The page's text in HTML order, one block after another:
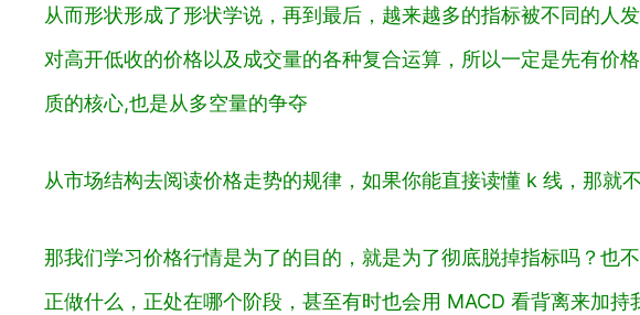
从而形状形成了形状学说，再到最后，越来越多的指标被不同的人
对高开低收的价格以及成交量的各种复合运算，所以一定是先有
质的核心,也是从多空量的争夺
从市场结构去阅读价格走势的规律，如果你能直接读懂 k 线，那就
那我们学习价格行情是为了的目的，就是为了彻底脱掉指标吗？也
正做什么，正处在哪个阶段，甚至有时也会用 MACD 看背离来加持